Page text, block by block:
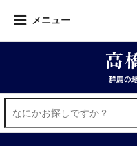
メニュー